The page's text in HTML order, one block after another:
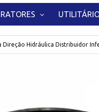
Direção Hidráulica Distribuidor